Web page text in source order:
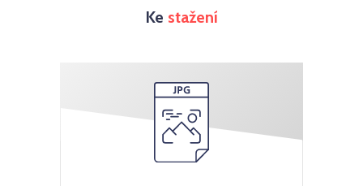
Ke stažení